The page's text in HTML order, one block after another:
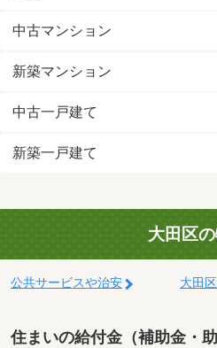
中古マンション
新築マンション
中古一戸建て
新築一戸建て
大田区
公共サービスや治安 大田
住まいの給付金（補助金・助